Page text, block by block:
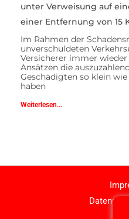
unter Verweisung auf
einer Entfernung von 15
Im Rahmen der
unverschuldeten
Versicherer immer
Ansätzen die
Geschädigten so klein
haben
Weiterlesen...